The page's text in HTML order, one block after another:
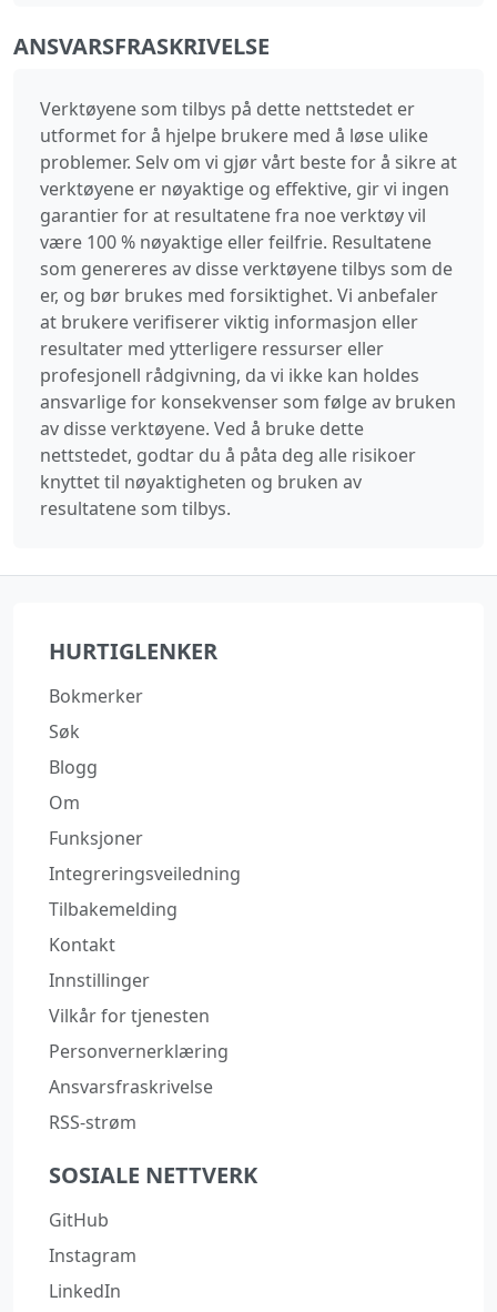
ANSVARSFRASKRIVELSE
Verktøyene som tilbys på dette nettstedet er
utformet for å hjelpe brukere med å løse ulike
problemer. Selv om vi gjør vårt beste for å sikre at
verktøyene er nøyaktige og effektive, gir vi ingen
garantier for at resultatene fra noe verktøy vil
være 100 % nøyaktige eller feilfrie. Resultatene
som genereres av disse verktøyene tilbys som de
er, og bør brukes med forsiktighet. Vi anbefaler
at brukere verifiserer viktig informasjon eller
resultater med ytterligere ressurser eller
profesjonell rådgivning, da vi ikke kan holdes
ansvarlige for konsekvenser som følge av bruken
av disse verktøyene. Ved å bruke dette
nettstedet, godtar du å påta deg alle risikoer
knyttet til nøyaktigheten og bruken av
resultatene som tilbys.
HURTIGLENKER
Bokmerker
Søk
Blogg
Om
Funksjoner
Integreringsveiledning
Tilbakemelding
Kontakt
Innstillinger
Vilkår for tjenesten
Personvernerklæring
Ansvarsfraskrivelse
RSS-strøm
SOSIALE NETTVERK
GitHub
Instagram
LinkedIn